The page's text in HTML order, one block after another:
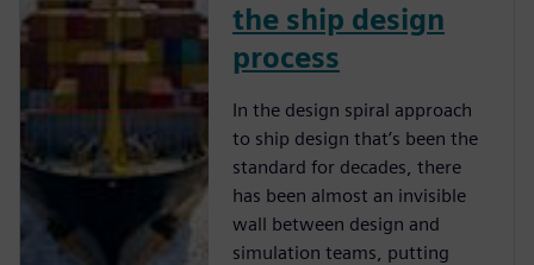
the ship design
process
In the design spiral approach
to ship design that’s been the
standard for decades, there
has been almost an invisible
wall between design and
simulation teams, putting